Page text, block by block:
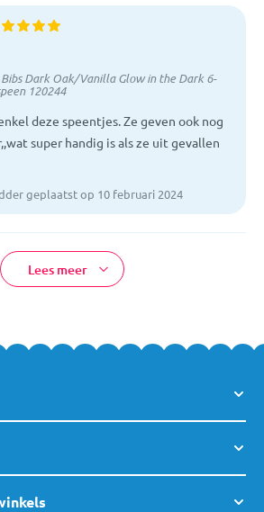
Bibs Dark Oak/Vanilla Glow in the Dark 6-
120244
deze speentjes. Ze geven ook nog
super handig is als ze uit gevallen
geplaatst op 10 februari 2024
Lees meer